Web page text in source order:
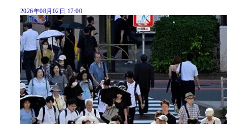
2026年08月02日 17:00